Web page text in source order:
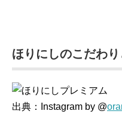
ほりにしのこだわり
出典：Instagram by @